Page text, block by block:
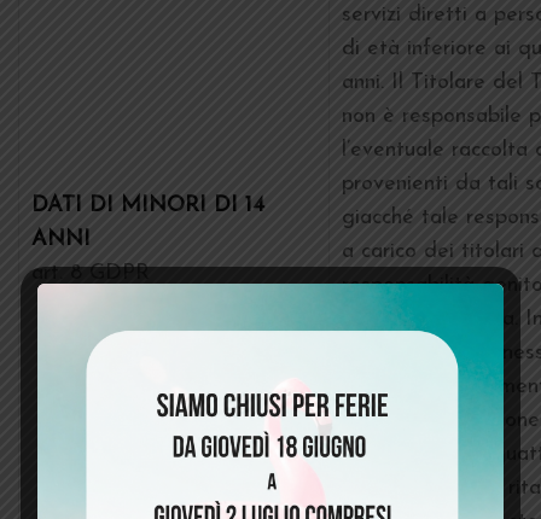
DATI DI MINORI DI 14
ANNI
art. 8 GDPR
servizi diretti a
di età inferiore ai
anni. Il Titolare del
non è responsabile
l’eventuale raccolta
provenienti da tali
giacché tale
a carico dei titolari
responsabilità
mancata vigilanza.
se il Titolare
dati
riferissero a
età inferiore ai
procederà senza